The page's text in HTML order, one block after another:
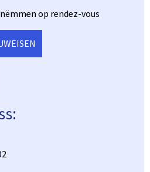
op rendez-vous